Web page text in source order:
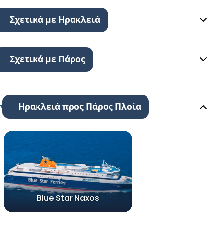
Σχετικά με Ηρακλειά
Σχετικά με Πάρος
Ηρακλειά προς Πάρος Πλοία
Blue Star Naxos